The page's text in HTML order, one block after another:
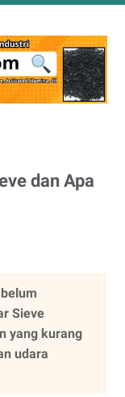
dan Apa
Sieve
yang kurang
udara